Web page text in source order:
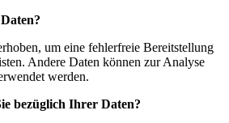
um eine fehlerfreie Bereitstellung
Andere Daten können zur Analyse
werden.
bezüglich Ihrer Daten?